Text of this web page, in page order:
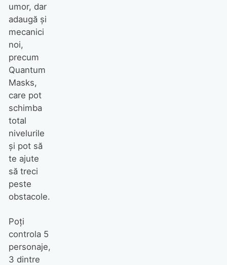
umor, dar
adaugă şi
mecanici
noi,
precum
Quantum
Masks,
care pot
schimba
total
nivelurile
şi pot să
te ajute
să treci
peste
obstacole.
Poţi
controla 5
personaje,
3 dintre